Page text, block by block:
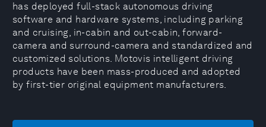
has deployed full-stack autonomous driving
software and hardware systems, including parking
and cruising, in-cabin and out-cabin, forward-
camera and surround-camera and standardized and
customized solutions. Motovis intelligent driving
products have been mass-produced and adopted
by first-tier original equipment manufacturers.